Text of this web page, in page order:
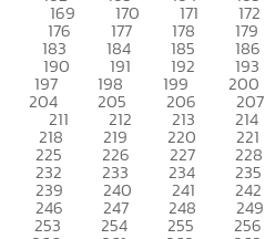
169 170 171 172
176 177 178 179
183 184 185 186
190 191 192 193
197 198 199 200
204 205 206 207
211 212 213 214
218 219 220 221
225 226 227 228
232 233 234 235
239 240 241 242
246 247 248 249
253 254 255 256